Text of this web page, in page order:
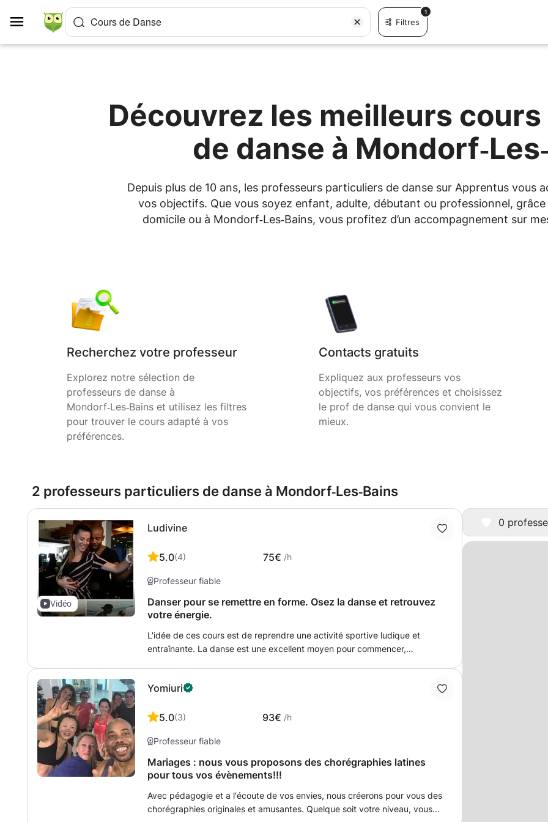
Cours de Danse Filtres
1
Découvrez les meilleurs
de danse à
Depuis plus de 10 ans, les professeurs particuliers de danse sur Apprentus vous
vos objectifs. Que vous soyez enfant, adulte, débutant ou professionnel,
domicile ou à Mondorf‑Les‑Bains, vous profitez d’un accompagnement sur
Recherchez votre professeur
Explorez notre sélection de
professeurs de danse à
Mondorf‑Les‑Bains et utilisez les filtres
pour trouver le cours adapté à vos
préférences.
Contacts gratuits
Expliquez aux professeurs vos
objectifs, vos préférences et choisissez
le prof de danse qui vous convient le
mieux.
0
2 professeurs particuliers de danse à Mondorf‑Les‑Bains
Vidéo
Ludivine
5.0(4) 75€ /h
Professeur fiable
Danser pour se remettre en forme. Osez la danse et retrouvez
votre énergie.
L'idée de ces cours est de reprendre une activité sportive ludique et
entraînante. La danse est une excellent moyen pour commencer,
chorégraphiés qui visitent divers styles de danses et reposent sur des
en couple, entre amis et même s'organiser à votre domicile. Aucun
demandée. Ecrivez nous et changez vous les idées en dansant. Bien-
être et bonne humeur garantie ! Merci de nous contacter concernant les
tarifs qui varient selon le lieux et le nombre de personnes.
Yomiuri
5.0(3) 93€ /h
Professeur fiable
Mariages : nous vous proposons des chorégraphies latines
pour tous vos évènements!!!
Avec pédagogie et a l'écoute de vos envies, nous créerons pour vous des
chorégraphies originales et amusantes. Quelque soit votre niveau, vous